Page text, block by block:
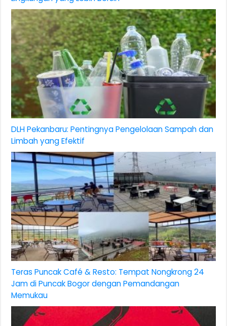
DLH Pekanbaru: Pentingnya Pengelolaan Sampah dan
Limbah yang Efektif
Teras Puncak Café & Resto: Tempat Nongkrong 24
Jam di Puncak Bogor dengan Pemandangan
Memukau